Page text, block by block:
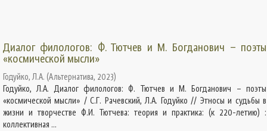
Диалог филологов: Ф. Тютчев и М. Богданович – поэты
«космической мысли»
Годуйко, Л.А. (Альтернатива, 2023)
Годуйко, Л.А. Диалог филологов: Ф. Тютчев и М. Богданович – поэты
«космической мысли» / С.Г. Рачевский, Л.А. Годуйко // Этносы и судьбы в
жизни и творчестве Ф.И. Тютчева: теория и практика: (к 220-летию) :
коллективная ...